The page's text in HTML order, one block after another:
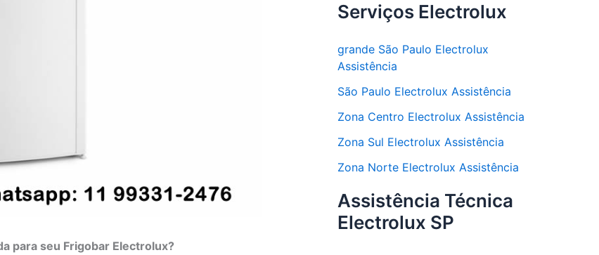
para seu Frigobar Electrolux?
Serviços Electrolux
grande São Paulo Electrolux
Assistência
São Paulo Electrolux Assistência
Zona Centro Electrolux Assistência
Zona Sul Electrolux Assistência
Zona Norte Electrolux Assistência
Assistência Técnica
Electrolux SP